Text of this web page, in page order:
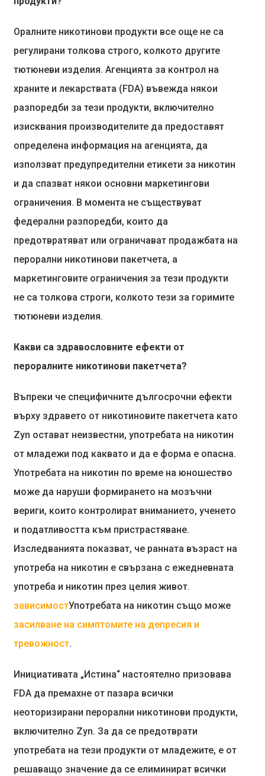
Оралните никотинови продукти все още не са
регулирани толкова строго, колкото другите
тютюневи изделия. Агенцията за контрол на
храните и лекарствата (FDA) въвежда някои
разпоредби за тези продукти, включително
изисквания производителите да предоставят
определена информация на агенцията, да
използват предупредителни етикети за никотин
и да спазват някои основни маркетингови
ограничения. В момента не съществуват
федерални разпоредби, които да
предотвратяват или ограничават продажбата на
перорални никотинови пакетчета, а
маркетинговите ограничения за тези продукти
не са толкова строги, колкото тези за горимите
тютюневи изделия.
Какви са здравословните ефекти от
пероралните никотинови пакетчета?
Въпреки че специфичните дългосрочни ефекти
върху здравето от никотиновите пакетчета като
Zyn остават неизвестни, употребата на никотин
от младежи под каквато и да е форма е опасна.
Употребата на никотин по време на юношество
може да наруши формирането на мозъчни
вериги, които контролират вниманието, ученето
и податливостта към пристрастяване.
Изследванията показват, че ранната възраст на
употреба на никотин е свързана с ежедневната
употреба и никотин през целия живот.
зависимостУпотребата на никотин също може
засилване на симптомите на депресия и
тревожност.
Инициативата „Истина“ настоятелно призовава
FDA да премахне от пазара всички
неоторизирани перорални никотинови продукти,
включително Zyn. За да се предотврати
употребата на тези продукти от младежите, е от
решаващо значение да се елиминират всички